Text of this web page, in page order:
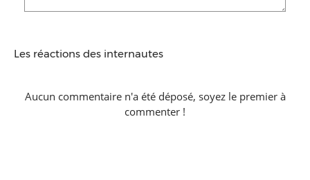
Les réactions des internautes
Aucun commentaire n'a été déposé, soyez le premier à
commenter !